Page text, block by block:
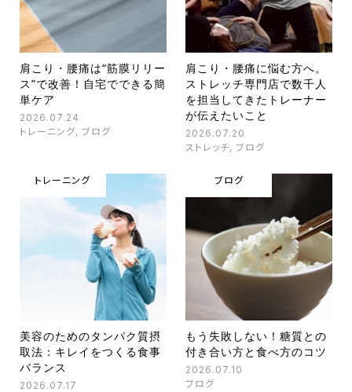
肩こり・腰痛は“筋膜リリー
ス”で改善！自宅でできる簡
単ケア
2026.07.24
トレーニング, ブログ
肩こり・腰痛に悩む方へ。
ストレッチ専門店で数千人
を担当してきたトレーナー
が伝えたいこと
2026.07.20
ストレッチ,ブログ
トレーニング
美容のためのタンパク質摂
取法：キレイをつくる食事
バランス
2026.07.17
ブログ
もう失敗しない！糖質との
付き合い方と食べ方のコツ
2026.07.10
ブログ